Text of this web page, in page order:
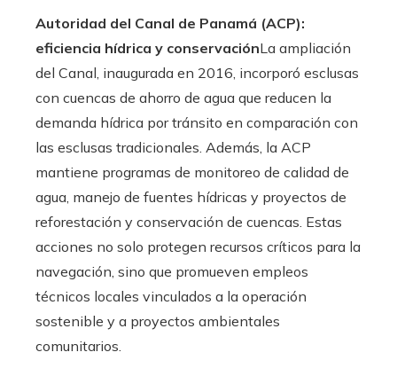
Autoridad del Canal de Panamá (ACP):
eficiencia hídrica y conservaciónLa ampliación
del Canal, inaugurada en 2016, incorporó esclusas
con cuencas de ahorro de agua que reducen la
demanda hídrica por tránsito en comparación con
las esclusas tradicionales. Además, la ACP
mantiene programas de monitoreo de calidad de
agua, manejo de fuentes hídricas y proyectos de
reforestación y conservación de cuencas. Estas
acciones no solo protegen recursos críticos para la
navegación, sino que promueven empleos
técnicos locales vinculados a la operación
sostenible y a proyectos ambientales
comunitarios.